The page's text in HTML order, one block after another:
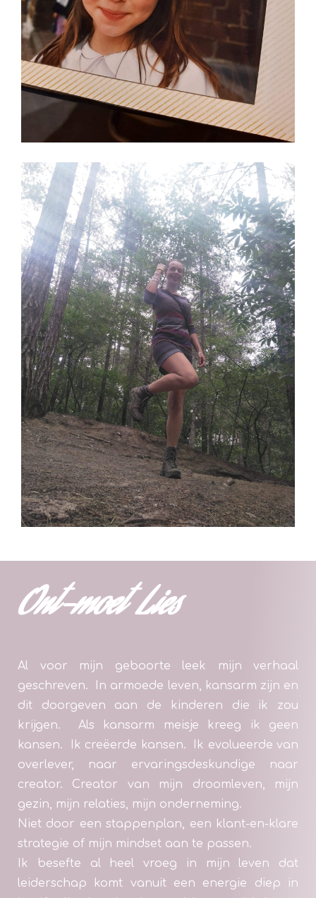
Ont-moet Lies
Al voor mijn geboorte leek mijn verhaal
geschreven. In armoede leven, kansarm zijn en
dit doorgeven aan de kinderen die ik zou
krijgen. Als kansarm meisje kreeg ik geen
kansen. Ik creëerde kansen. Ik evolueerde van
overlever, naar ervaringsdeskundige naar
creator. Creator van mijn droomleven, mijn
gezin, mijn relaties, mijn onderneming.
Niet door een stappenplan, een klant-en-klare
strategie of mijn mindset aan te passen.
Ik besefte al heel vroeg in mijn leven dat
leiderschap komt vanuit een energie diep in